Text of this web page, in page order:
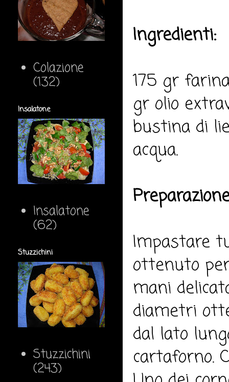
Ingredienti:
175 gr
gr olio
bustina di
acqua.
Impastare
ottenuto
mani
diametri
dal lato
cartaforno.
Colazione
(132)
Insalatone
Insalatone
(62)
Stuzzichini
Stuzzichini
(243)